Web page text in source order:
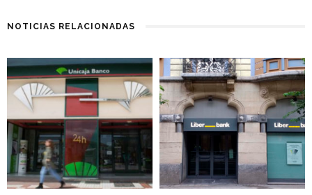
NOTICIAS RELACIONADAS